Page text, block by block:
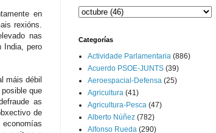
en
rexións.
nas
India, pero
máis débil
que
as
de
economías
Categorías
Actividade Parlamentaria (886)
Acuerdo PSOE-JUNTS (39)
Aeroespacial-Defensa (25)
Agricultura (41)
Agricultura-Pesca (47)
Alberto Núñez (782)
Alfonso Rueda (290)